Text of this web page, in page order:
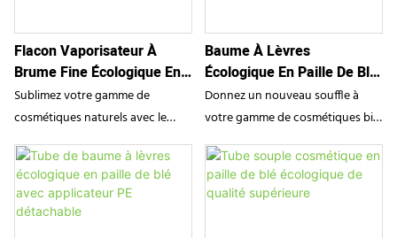
l'environnement et praticité pour
emporter partout avec vous vos
lotions toniques, crèmes et
coffrets d'échantillons bio.
pompe naturelle assortie, alliant
parfaitement respect de
l'environnement et performance
fiable pour les lotions, savons
pour les mains et gels douche bio.
Flacon Vaporisateur À
Brume Fine Écologique En
Paille De Blé Naturelle
Sublimez votre gamme de
cosmétiques naturels avec le
flacon vaporisateur écologique
SampoX en paille de blé. Fabriqué
à partir d'un mélange durable
composé à 30 % de paille de blé,
Baume À Lèvres
Écologique En Paille De Blé
Verte, Tube Souple
Donnez un nouveau souffle à
votre gamme de cosmétiques bio
avec le baume à lèvres SampoX
en tube de paille de blé verte.
Composé à 30 % de paille de blé
issue d'une agriculture durable,